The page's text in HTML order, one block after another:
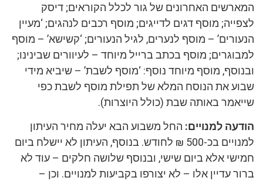
המארשים האחרונים של גור לכלל הקוראים; דיסק
לצפייה; מוסף דגים לדייגים; מוסף רכבים לנהגים; ‘מעיין
הנעורים’ – מוסף לנערים, לגיל הנעורים; ‘קשישא’ – מוסף
למבוגרים; מוסף בכתב ברייל מיוחד – לעיוורים שבינינו;
ובנוסף, מוסף מיוחד נוסף: ‘מוסף לשבת’ – שיביא מידי
שבוע את הנוסח המלא של תפילת מוסף לשבת כפי
שייאמר באותה שבת (כולל היוצרות).
הודעה למנויים: החל משבוע הבא יעלה מחיר העיתון
למנויים בכ-500 ₪ לחודש. בנוסף, העיתון לא יישלח ביום
חמישי אלא ביום שישי, ובנוסף שלושה חלקים – עוד לא
ברור עדיין אלו – לא יצורפו בקביעות למנויים. וכן –